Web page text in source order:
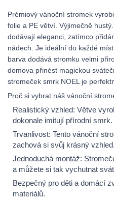
Prémiový vánoční stromek
folie a PE větví. Výjimečně
dodávají eleganci, zatímco
nádech. Je ideální do každé
barva dodává stromku velmi
domova přinést magickou
stromeček smrk NOEL je
Proč si vybrat náš vánoční
Realistický vzhled: Větve
dokonale imitují přírodní smrk.
Trvanlivost: Tento vánoční
zachová si svůj krásný vzhled.
Jednoduchá montáž:
a můžete si tak vychutnat
Bezpečný pro děti a domácí
materiálů.